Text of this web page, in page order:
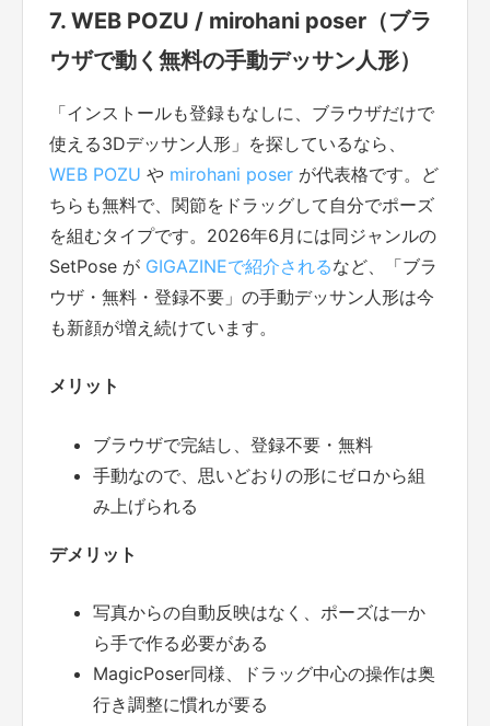
7. WEB POZU / mirohani poser（ブラ
ウザで動く無料の手動デッサン人形）
「インストールも登録もなしに、ブラウザだけで
使える3Dデッサン人形」を探しているなら、
WEB POZU や mirohani poser が代表格です。ど
ちらも無料で、関節をドラッグして自分でポーズ
を組むタイプです。2026年6月には同ジャンルの
SetPose が GIGAZINEで紹介されるなど、「ブラ
ウザ・無料・登録不要」の手動デッサン人形は今
も新顔が増え続けています。
メリット
ブラウザで完結し、登録不要・無料
手動なので、思いどおりの形にゼロから組
み上げられる
デメリット
写真からの自動反映はなく、ポーズは一か
ら手で作る必要がある
MagicPoser同様、ドラッグ中心の操作は奥
行き調整に慣れが要る